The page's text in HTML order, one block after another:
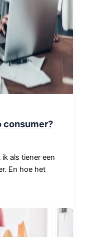
consumer?
als tiener een
En hoe het